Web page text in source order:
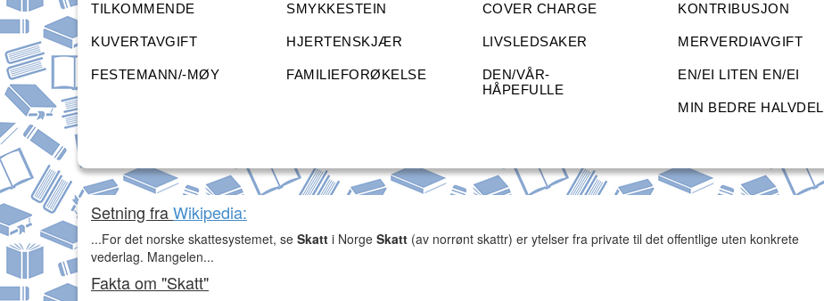
TILKOMMENDE SMYKKESTEIN COVER CHARGE KONTRIBUSJON
KUVERTAVGIFT HJERTENSKJÆR LIVSLEDSAKER MERVERDIAVGIFT
FESTEMANN/-MØY FAMILIEFORØKELSE
DEN/VÅR-
HÅPEFULLE
EN/EI LITEN EN/EI
MIN BEDRE HALVDEL
Setning fraWikipedia:
...For det norske skattesystemet, se Skatt i Norge Skatt (av norrønt skattr) er ytelser fra private til det offentlige uten konkrete
vederlag. Mangelen...
Fakta om "Skatt"